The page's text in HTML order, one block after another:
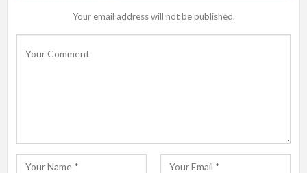
Your email address will not be published.